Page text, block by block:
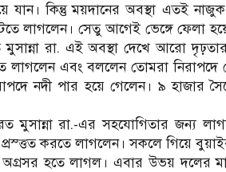
যান। কিন্তু ময়দানের অবস্থা এতই
লাগলেন। সেতু আগেই ভেঙ্গে ফেলা
রা. এই অবস্থা দেখে আরো
এবং বললেন তোমরা নিরাপদে
নদী পার হয়ে গেলেন। ৯ হাজার
রা.-এর সহযোগিতার জন্য
করতে লাগলেন। সকলে গিয়ে
অগ্রসর হতে লাগল। এবার উভয় দলের